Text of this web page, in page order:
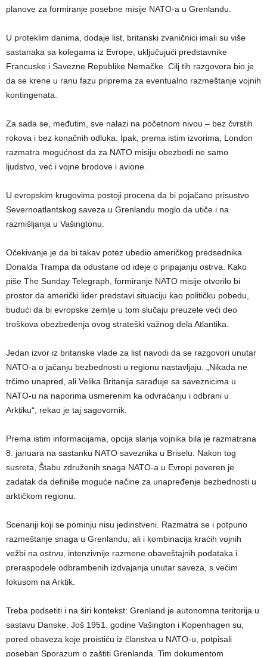
planove za formiranje posebne misije NATO-a u Grenlandu.
U proteklim danima, dodaje list, britanski zvaničnici imali su više
sastanaka sa kolegama iz Evrope, uključujući predstavnike
Francuske i Savezne Republike Nemačke. Cilj tih razgovora bio je
da se krene u ranu fazu priprema za eventualno razmeštanje vojnih
kontingenata.
Za sada se, međutim, sve nalazi na početnom nivou – bez čvrstih
rokova i bez konačnih odluka. Ipak, prema istim izvorima, London
razmatra mogućnost da za NATO misiju obezbedi ne samo
ljudstvo, već i vojne brodove i avione.
U evropskim krugovima postoji procena da bi pojačano prisustvo
Severnoatlantskog saveza u Grenlandu moglo da utiče i na
razmišljanja u Vašingtonu.
Očekivanje je da bi takav potez ubedio američkog predsednika
Donalda Trampa da odustane od ideje o pripajanju ostrva. Kako
piše The Sunday Telegraph, formiranje NATO misije otvorilo bi
prostor da američki lider predstavi situaciju kao političku pobedu,
budući da bi evropske zemlje u tom slučaju preuzele veći deo
troškova obezbeđenja ovog strateški važnog dela Atlantika.
Jedan izvor iz britanske vlade za list navodi da se razgovori unutar
NATO-a o jačanju bezbednosti u regionu nastavljaju. „Nikada ne
trčimo unapred, ali Velika Britanija sarađuje sa saveznicima u
NATO-u na naporima usmerenim ka odvraćanju i odbrani u
Arktiku“, rekao je taj sagovornik.
Prema istim informacijama, opcija slanja vojnika bila je razmatrana
8. januara na sastanku NATO saveznika u Briselu. Nakon tog
susreta, Štabu združenih snaga NATO-a u Evropi poveren je
zadatak da definiše moguće načine za unapređenje bezbednosti u
arktičkom regionu.
Scenariji koji se pominju nisu jedinstveni. Razmatra se i potpuno
razmeštanje snaga u Grenlandu, ali i kombinacija kraćih vojnih
vežbi na ostrvu, intenzivnije razmene obaveštajnih podataka i
preraspodele odbrambenih izdvajanja unutar saveza, s većim
fokusom na Arktik.
Treba podsetiti i na širi kontekst: Grenland je autonomna teritorija u
sastavu Danske. Još 1951. godine Vašington i Kopenhagen su,
pored obaveza koje proističu iz članstva u NATO-u, potpisali
poseban Sporazum o zaštiti Grenlanda. Tim dokumentom